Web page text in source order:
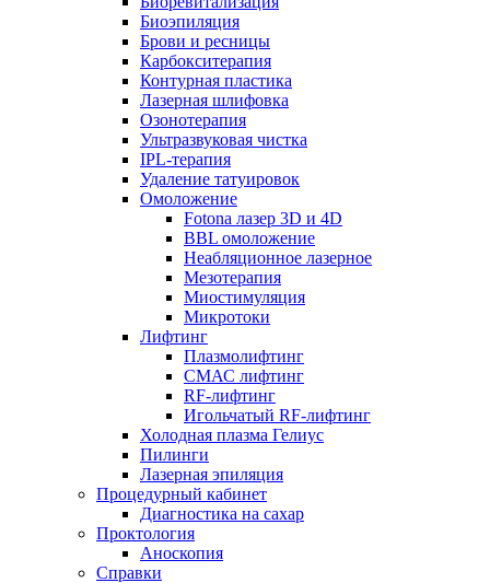
Биоэпиляция
Брови и ресницы
Карбокситерапия
Контурная пластика
Лазерная шлифовка
Озонотерапия
Ультразвуковая чистка
IPL-терапия
Удаление татуировок
Омоложение
Fotona лазер 3D и 4D
BBL омоложение
Неабляционное лазерное
Мезотерапия
Миостимуляция
Микротоки
Лифтинг
Плазмолифтинг
СМАС лифтинг
RF-лифтинг
Игольчатый RF-лифтинг
Холодная плазма Гелиус
Пилинги
Лазерная эпиляция
Процедурный кабинет
Диагностика на сахар
Проктология
Аноскопия
Справки